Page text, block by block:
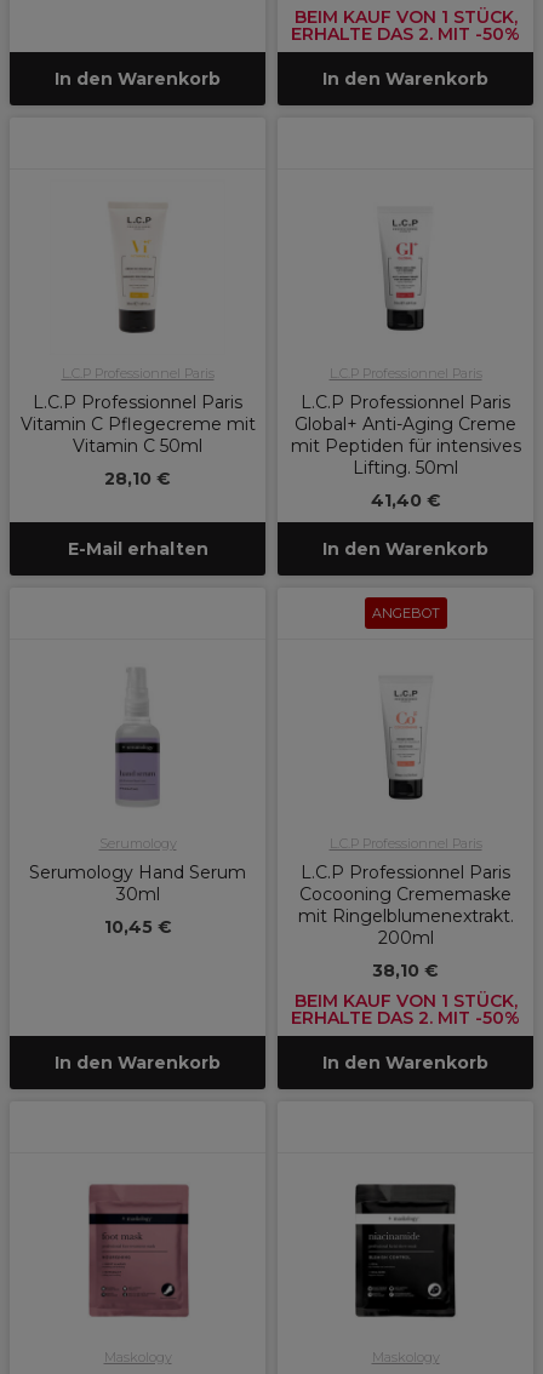
In den Warenkorb
BEIM KAUF VON 1 STÜCK,
ERHALTE DAS 2. MIT -50%
In den Warenkorb
L.C.P Professionnel Paris
L.C.P Professionnel Paris
Vitamin C Pflegecreme mit
Vitamin C 50ml
28,10 €
E-Mail erhalten
L.C.P Professionnel Paris
L.C.P Professionnel Paris
Global+ Anti-Aging Creme
mit Peptiden für intensives
Lifting. 50ml
41,40 €
In den Warenkorb
Serumology
Serumology Hand Serum
30ml
10,45 €
In den Warenkorb
ANGEBOT
L.C.P Professionnel Paris
L.C.P Professionnel Paris
Cocooning Crememaske
mit Ringelblumenextrakt.
200ml
38,10 €
BEIM KAUF VON 1 STÜCK,
ERHALTE DAS 2. MIT -50%
In den Warenkorb
Maskology Maskology